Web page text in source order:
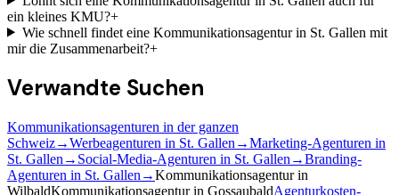
ein kleines KMU?+
Wie schnell findet eine Kommunikationsagentur in St. Gallen mit
mir die Zusammenarbeit?+
Verwandte Suchen
Kommunikationsagenturen in der ganzen
Schweiz→Werbeagenturen in St. Gallen →Marketing-Agenturen in
St. Gallen → Social-Media-Agenturen in St. Gallen →Branding-
Agenturen in St. Gallen →Kommunikationsagentur in
WilbaldKommunikationsagentur in GossaubaldAgenturkosten-